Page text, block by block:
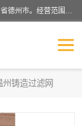
宁津县博涵机械有限公司成立于2016年，注册地位于山东省德州市。经营范围包括：机械设备研发、生产及销售，铸造用造型材料生产、销售，玻璃纤维及制品制造、销售，汽车零配件零售，机械零件、零部件加工，机械零件、零部件销售等；主要产品有：纤维过滤网,陶瓷过滤器,泡沫陶瓷过滤器,耐高温纤维过滤器,铸铁过滤器,铸铜过滤网,铸铝过滤网,铝轮毂过滤网,高效过滤网,高效陶瓷过滤网,高效纤维过滤网。
州铸造过滤网